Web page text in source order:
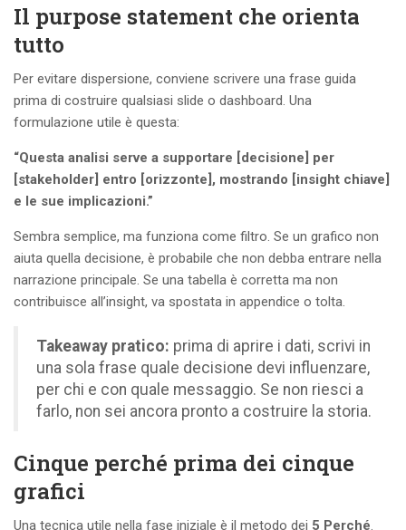
Il purpose statement che orienta
tutto
Per evitare dispersione, conviene scrivere una frase guida
prima di costruire qualsiasi slide o dashboard. Una
formulazione utile è questa:
“Questa analisi serve a supportare [decisione] per
[stakeholder] entro [orizzonte], mostrando [insight chiave]
e le sue implicazioni.”
Sembra semplice, ma funziona come filtro. Se un grafico non
aiuta quella decisione, è probabile che non debba entrare nella
narrazione principale. Se una tabella è corretta ma non
contribuisce all’insight, va spostata in appendice o tolta.
Takeaway pratico: prima di aprire i dati, scrivi in
una sola frase quale decisione devi influenzare,
per chi e con quale messaggio. Se non riesci a
farlo, non sei ancora pronto a costruire la storia.
Cinque perché prima dei cinque
grafici
Una tecnica utile nella fase iniziale è il metodo dei 5 Perché.